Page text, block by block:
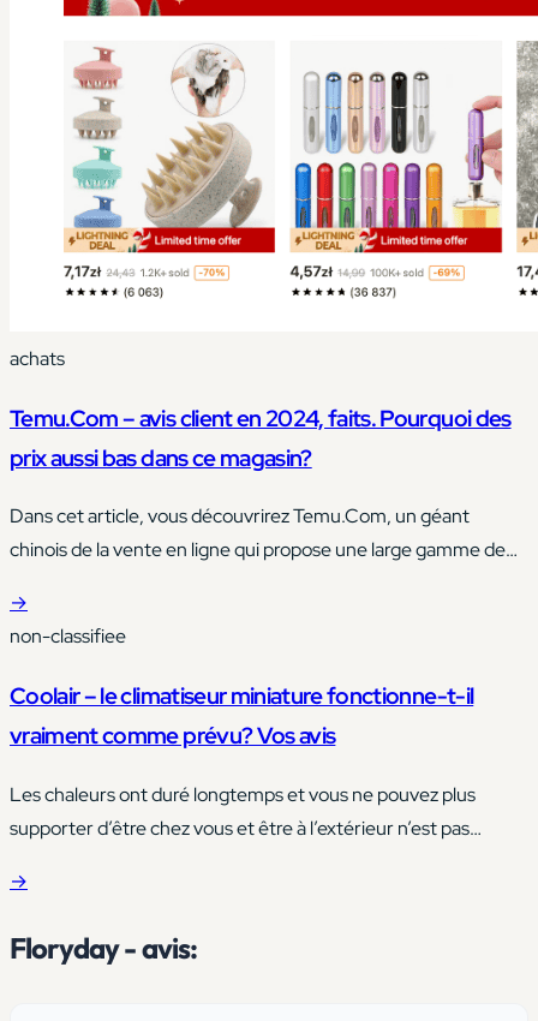
achats
Temu.Com – avis client en 2024, faits. Pourquoi des
prix aussi bas dans ce magasin?
Dans cet article, vous découvrirez Temu.Com, un géant
chinois de la vente en ligne qui propose une large gamme de
Quels sont les délais de livraison ? * Ce ne sont là que
quelques-unes des questions auxquelles nous répondrons.
Vous apprendrez également à comparer Temu.Com…
→
non-classifiee
Coolair – le climatiseur miniature fonctionne-t-il
vraiment comme prévu? Vos avis
Les chaleurs ont duré longtemps et vous ne pouvez plus
supporter d’être chez vous et être à l’extérieur n’est pas
→
Floryday - avis: